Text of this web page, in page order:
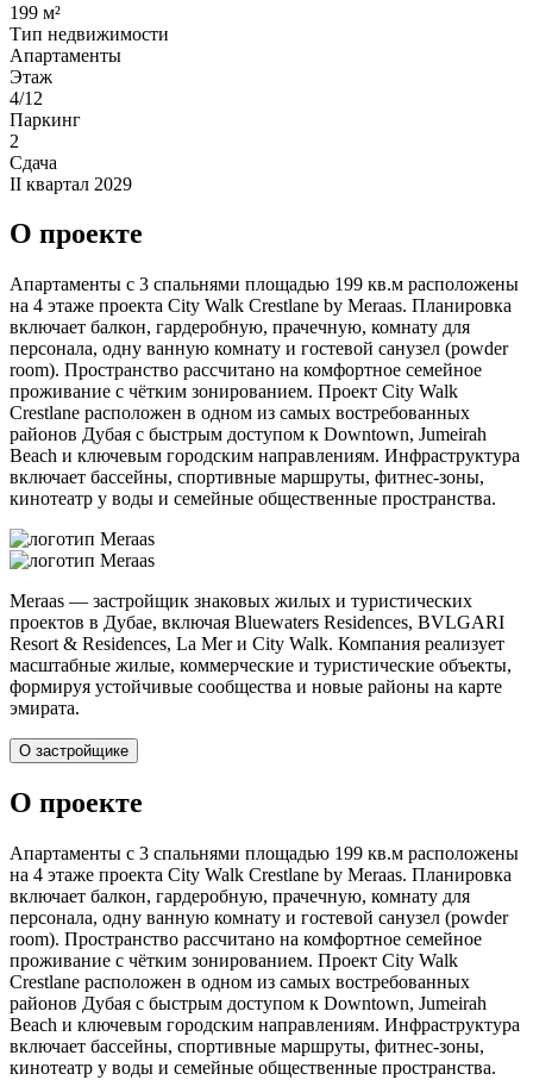
199 м²
Тип недвижимости
Апартаменты
Этаж
4/12
Паркинг
2
Сдача
II квартал 2029
О проекте
Апартаменты с 3 спальнями площадью 199 кв.м расположены
на 4 этаже проекта City Walk Crestlane by Meraas. Планировка
включает балкон, гардеробную, прачечную, комнату для
персонала, одну ванную комнату и гостевой санузел (powder
room). Пространство рассчитано на комфортное семейное
проживание с чётким зонированием. Проект City Walk
Crestlane расположен в одном из самых востребованных
районов Дубая с быстрым доступом к Downtown, Jumeirah
Beach и ключевым городским направлениям. Инфраструктура
включает бассейны, спортивные маршруты, фитнес-зоны,
кинотеатр у воды и семейные общественные пространства.
Meraas — застройщик знаковых жилых и туристических
проектов в Дубае, включая Bluewaters Residences, BVLGARI
Resort & Residences, La Mer и City Walk. Компания реализует
масштабные жилые, коммерческие и туристические объекты,
формируя устойчивые сообщества и новые районы на карте
эмирата.
О застройщике
О проекте
Апартаменты с 3 спальнями площадью 199 кв.м расположены
на 4 этаже проекта City Walk Crestlane by Meraas. Планировка
включает балкон, гардеробную, прачечную, комнату для
персонала, одну ванную комнату и гостевой санузел (powder
room). Пространство рассчитано на комфортное семейное
проживание с чётким зонированием. Проект City Walk
Crestlane расположен в одном из самых востребованных
районов Дубая с быстрым доступом к Downtown, Jumeirah
Beach и ключевым городским направлениям. Инфраструктура
включает бассейны, спортивные маршруты, фитнес-зоны,
кинотеатр у воды и семейные общественные пространства.